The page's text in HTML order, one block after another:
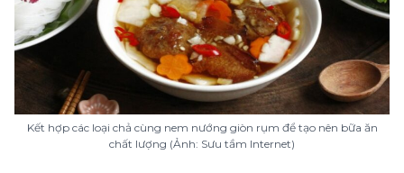
Kết hợp các loại chả cùng nem nướng giòn rụm để tạo nên bữa ăn
chất lượng (Ảnh: Sưu tầm Internet)